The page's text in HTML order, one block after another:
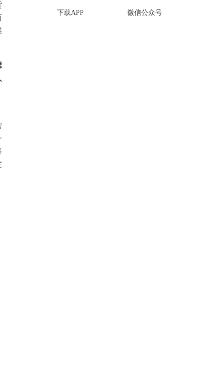
下载APP 微信公众号